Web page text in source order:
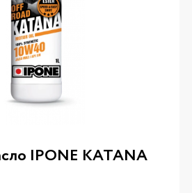
IPONE KATANA